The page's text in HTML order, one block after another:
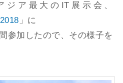
ジア最大のIT展示会、
」に
参加したので、その様子を